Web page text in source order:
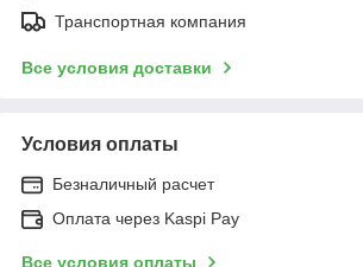
Транспортная компания
Все условия доставки
Условия оплаты
Безналичный расчет
Оплата через Kaspi Pay
Все условия оплаты